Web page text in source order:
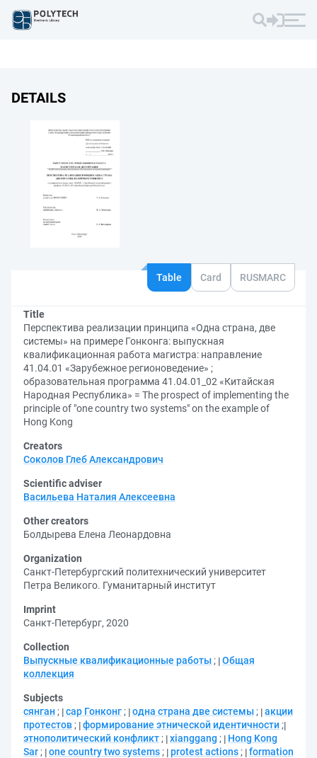
DETAILS
Table Card RUSMARC
Title
Перспектива реализации принципа «Одна страна, две
системы» на примере Гонконга: выпускная
квалификационная работа магистра: направление
41.04.01 «Зарубежное регионоведение» ;
образовательная программа 41.04.01_02 «Китайская
Народная Республика» = The prospect of implementing the
principle of "one country two systems" on the example of
Hong Kong
Creators
Соколов Глеб Александрович
Scientific adviser
Васильева Наталия Алексеевна
Other creators
Болдырева Елена Леонардовна
Organization
Санкт-Петербургский политехнический университет
Петра Великого. Гуманитарный институт
Imprint
Санкт-Петербург, 2020
Collection
Выпускные квалификационные работы ; Общая
коллекция
Subjects
сянган ; сар Гонконг ; одна страна две системы ; акции
протестов ; формирование этнической идентичности ;
этнополитический конфликт ; xianggang ;
Hong Kong
Sar ; one country two systems ; protest actions ; formation